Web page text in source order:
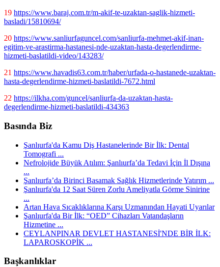
19 https://www.baraj.com.tr/m-akif-te-uzaktan-saglik-hizmeti-
basladi/15810694/
20 https://www.sanliurfaguncel.com/sanliurfa-mehmet-akif-inan-
egitim-ve-arastirma-hastanesi-nde-uzaktan-hasta-degerlendirme-
hizmeti-baslatildi-video/143283/
21 https://www.havadis63.com.tr/haber/urfada-o-hastanede-uzaktan-
hasta-degerlendirme-hizmeti-baslatildi-7672.html
22 https://ilkha.com/guncel/sanliurfa-da-uzaktan-hasta-
degerlendirme-hizmeti-baslatildi-434363
Basında Biz
Şanlıurfa'da Kamu Diş Hastanelerinde Bir İlk: Dental
Tomografi ...
Nefrolojide Büyük Atılım: Şanlıurfa’da Tedavi İçin İl Dışına
...
Şanlıurfa’da Birinci Basamak Sağlık Hizmetlerinde Yatırım ...
Şanlıurfa'da 12 Saat Süren Zorlu Ameliyatla Görme Sinirine
...
Artan Hava Sıcaklıklarına Karşı Uzmanından Hayati Uyarılar
Şanlıurfa'da Bir İlk: “OED” Cihazları Vatandaşların
Hizmetine ...
CEYLANPINAR DEVLET HASTANESİ'NDE BİR İLK:
LAPAROSKOPİK ...
Başkanlıklar